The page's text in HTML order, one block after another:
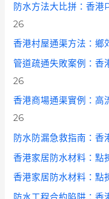
防水方法大比拼：香港
26
香港村屋通渠方法：鄉
管道疏通失敗案例：香
26
香港商場通渠實例：高
26
防水防漏急救指南：香
香港家居防水材料：點
香港家居防水材料：點